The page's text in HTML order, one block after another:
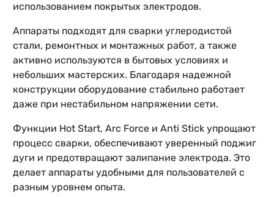
использованием покрытых электродов.
Аппараты подходят для сварки углеродистой
стали, ремонтных и монтажных работ, а также
активно используются в бытовых условиях и
небольших мастерских. Благодаря надежной
конструкции оборудование стабильно работает
даже при нестабильном напряжении сети.
Функции Hot Start, Arc Force и Anti Stick упрощают
процесс сварки, обеспечивают уверенный поджиг
дуги и предотвращают залипание электрода. Это
делает аппараты удобными для пользователей с
разным уровнем опыта.